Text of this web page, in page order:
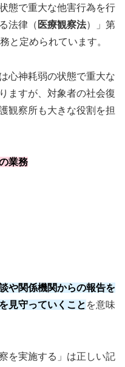
態で重大な他害行為を行
法律（ 医療観察法）」第
と定められています。
心神耗弱の状態で重大な
ますが、対象者の社会復
観察所も大きな役割を担
業務
や関係機関からの報告を
見守っていくこと を意味
を実施する」は正しい記